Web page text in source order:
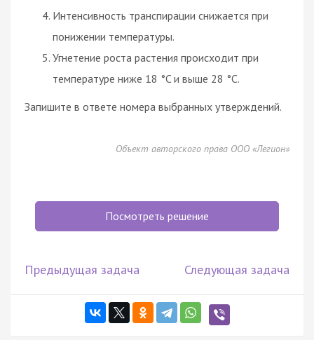
Интенсивность транспирации снижается при
понижении температуры.
Угнетение роста растения происходит при
температуре ниже 18 °C и выше 28 °C.
Запишите в ответе номера выбранных утверждений.
Объект авторского права ООО «Легион»
Посмотреть решение
Предыдущая задача Следующая задача